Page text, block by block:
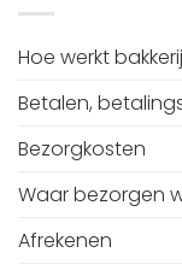
Hoe werkt
Betalen,
Bezorgkosten
Waar bezorgen
Afrekenen